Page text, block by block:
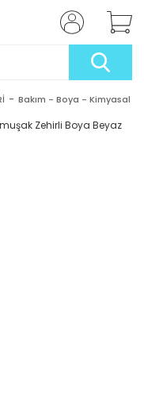
Bakım - Boya - Kimyasal